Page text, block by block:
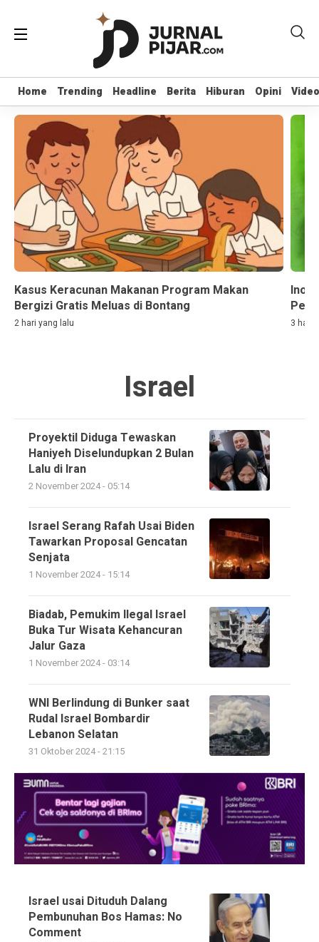
Home Trending Headline Berita Hiburan Opini Video
Home Trending Headline Berita Hiburan Opini Video
Kasus Keracunan Makanan Program Makan
Bergizi Gratis Meluas di Bontang
2 hari yang lalu 3 hari
Israel
Proyektil Diduga Tewaskan
Haniyeh Diselundupkan 2 Bulan
Lalu di Iran
2 November 2024 - 05:14
Israel Serang Rafah Usai Biden
Tawarkan Proposal Gencatan
Senjata
1 November 2024 - 15:14
Biadab, Pemukim Ilegal Israel
Buka Tur Wisata Kehancuran
Jalur Gaza
1 November 2024 - 03:14
WNI Berlindung di Bunker saat
Rudal Israel Bombardir
Lebanon Selatan
31 Oktober 2024 - 21:15
Israel usai Dituduh Dalang
Pembunuhan Bos Hamas: No
Comment